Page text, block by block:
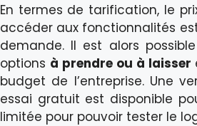
En termes de tarification, le
accéder aux fonctionnalités
demande. Il est alors
options à prendre ou à laisser
budget de l’entreprise. Une
essai gratuit est disponible
limitée pour pouvoir tester le